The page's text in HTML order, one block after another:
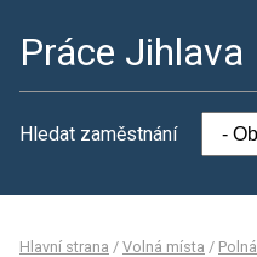
Práce Jihlava
Hledat zaměstnání
Hlavní strana / Volná místa / Polná